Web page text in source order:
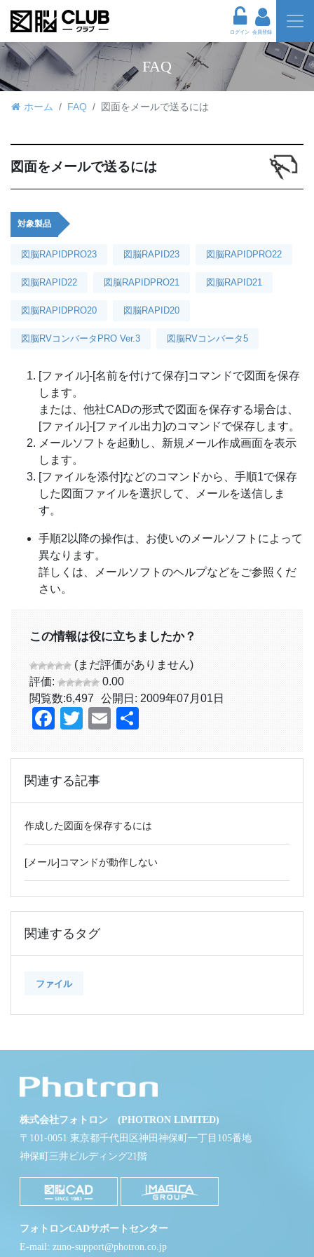
ログイン 会員登録
FAQ
ホーム FAQ 図面をメールで送るには
図面をメールで送るには
対象製品
図脳RAPIDPRO23 図脳RAPID23 図脳RAPIDPRO22
図脳RAPID22 図脳RAPIDPRO21 図脳RAPID21
図脳RAPIDPRO20 図脳RAPID20
図脳RVコンバータPRO Ver.3 図脳RVコンバータ5
[ファイル]-[名前を付けて保存]コマンドで図面を保存
します。
または、他社CADの形式で図面を保存する場合は、
[ファイル]-[ファイル出力]のコマンドで保存します。
メールソフトを起動し、新規メール作成画面を表示
します。
[ファイルを添付]などのコマンドから、手順1で保存
した図面ファイルを選択して、メールを送信しま
す。
手順2以降の操作は、お使いのメールソフトによって
異なります。
詳しくは、メールソフトのヘルプなどをご参照くだ
さい。
この情報は役に立ちましたか？
(まだ評価がありません)
評価:
0.00
閲覧数:6,497 公開日: 2009年07月01日
Facebook
TwitterEmail
関連する記事
作成した図面を保存するには
[メール]コマンドが動作しない
関連するタグ
ファイル
株式会社フォトロン (PHOTRON LIMITED)
〒101-0051 東京都千代田区神田神保町一丁目105番地
神保町三井ビルディング21階
フォトロンCADサポートセンター
E-mail: zuno-support@photron.co.jp